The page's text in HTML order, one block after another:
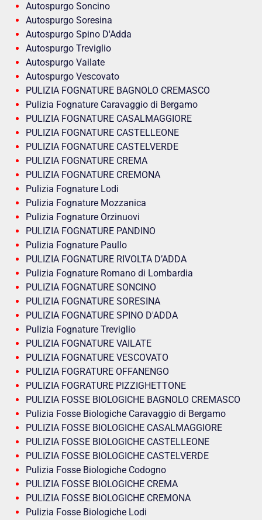
Autospurgo Soncino
Autospurgo Soresina
Autospurgo Spino D'Adda
Autospurgo Treviglio
Autospurgo Vailate
Autospurgo Vescovato
PULIZIA FOGNATURE BAGNOLO CREMASCO
Pulizia Fognature Caravaggio di Bergamo
PULIZIA FOGNATURE CASALMAGGIORE
PULIZIA FOGNATURE CASTELLEONE
PULIZIA FOGNATURE CASTELVERDE
PULIZIA FOGNATURE CREMA
PULIZIA FOGNATURE CREMONA
Pulizia Fognature Lodi
Pulizia Fognature Mozzanica
Pulizia Fognature Orzinuovi
PULIZIA FOGNATURE PANDINO
Pulizia Fognature Paullo
PULIZIA FOGNATURE RIVOLTA D’ADDA
Pulizia Fognature Romano di Lombardia
PULIZIA FOGNATURE SONCINO
PULIZIA FOGNATURE SORESINA
PULIZIA FOGNATURE SPINO D'ADDA
Pulizia Fognature Treviglio
PULIZIA FOGNATURE VAILATE
PULIZIA FOGNATURE VESCOVATO
PULIZIA FOGRATURE OFFANENGO
PULIZIA FOGRATURE PIZZIGHETTONE
PULIZIA FOSSE BIOLOGICHE BAGNOLO CREMASCO
Pulizia Fosse Biologiche Caravaggio di Bergamo
PULIZIA FOSSE BIOLOGICHE CASALMAGGIORE
PULIZIA FOSSE BIOLOGICHE CASTELLEONE
PULIZIA FOSSE BIOLOGICHE CASTELVERDE
Pulizia Fosse Biologiche Codogno
PULIZIA FOSSE BIOLOGICHE CREMA
PULIZIA FOSSE BIOLOGICHE CREMONA
Pulizia Fosse Biologiche Lodi